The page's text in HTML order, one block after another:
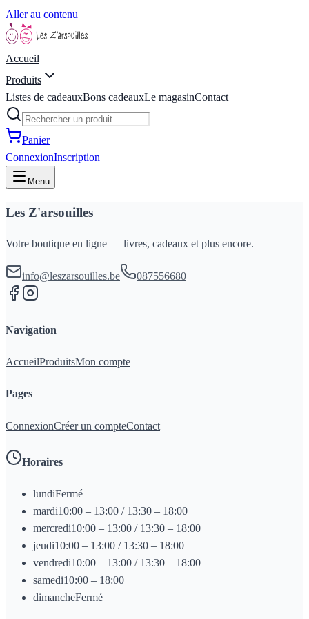
Aller au contenu
Accueil
Produits
Listes de cadeauxBons cadeauxLe magasinContact
Panier
ConnexionInscription
Menu
Les Z'arsouilles
Votre boutique en ligne — livres, cadeaux et plus encore.
info@leszarsouilles.be 087556680
Navigation
AccueilProduitsMon compte
Pages
ConnexionCréer un compteContact
Horaires
lundiFermé
mardi10:00 – 13:00 / 13:30 – 18:00
mercredi10:00 – 13:00 / 13:30 – 18:00
jeudi10:00 – 13:00 / 13:30 – 18:00
vendredi10:00 – 13:00 / 13:30 – 18:00
samedi10:00 – 18:00
dimancheFermé